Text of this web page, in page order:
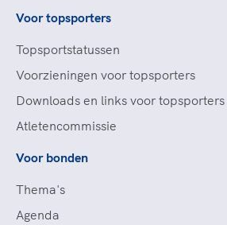
Voor topsporters
Topsportstatussen
Voorzieningen voor topsporters
Downloads en links voor topsporters
Atletencommissie
Voor bonden
Thema's
Agenda